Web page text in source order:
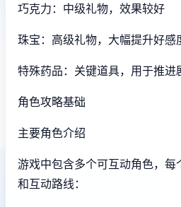
巧克力：中级礼物，效果较好
珠宝：高级礼物，大幅提升好感
特殊药品：关键道具，用于推进
角色攻略基础
主要角色介绍
游戏中包含多个可互动角色，每
和互动路线：